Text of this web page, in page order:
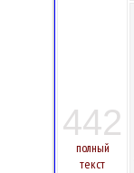
442
полный
текст